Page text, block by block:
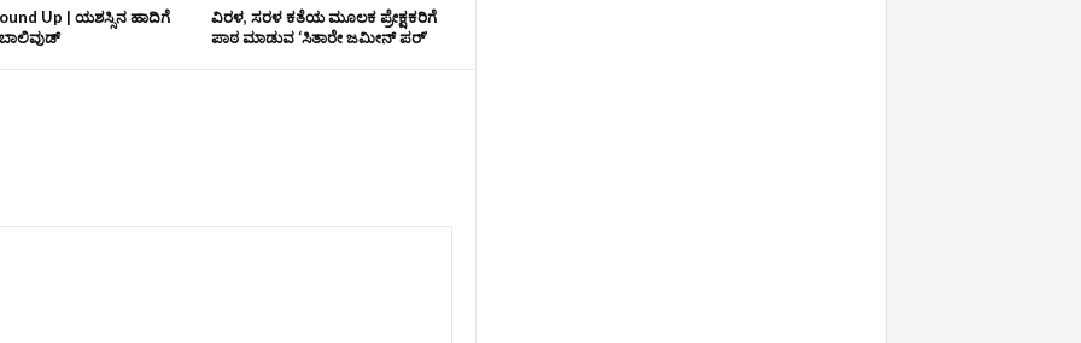
Up | ಯಶಸ್ಸಿನ ಹಾದಿಗೆ
ವಿರಳ, ಸರಳ ಕತೆಯ ಮೂಲಕ ಪ್ರೇಕ್ಷಕರಿಗೆ
ಪಾಠ ಮಾಡುವ ‘ಸಿತಾರೇ ಜಮೀನ್‌ ಪರ್’